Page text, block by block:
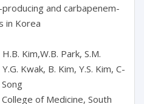
and carbapenem-
in Korea
Kim,W.B. Park, S.M.
Kwak, B. Kim, Y.S. Kim, C-
Song
of Medicine, South